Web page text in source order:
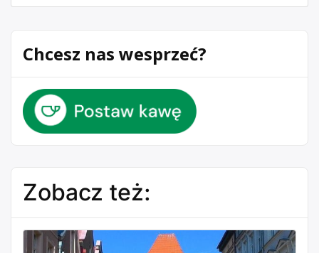
Chcesz nas wesprzeć?
Zobacz też: